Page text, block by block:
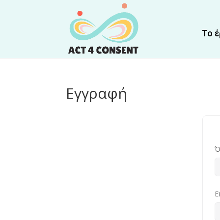
Το
Εγγραφή